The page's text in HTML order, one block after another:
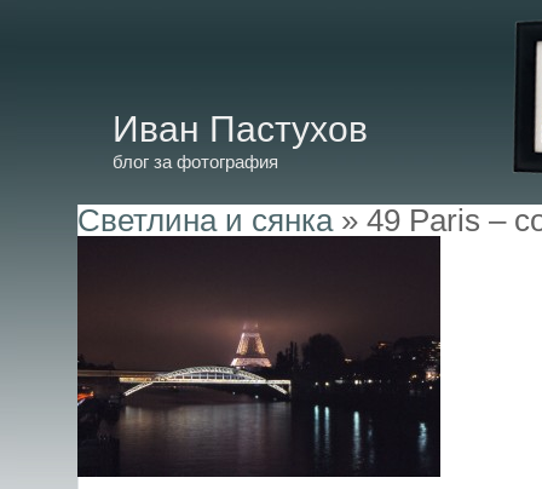
Иван Пастухов
блог за фотография
Светлина и сянка» 49 Paris –